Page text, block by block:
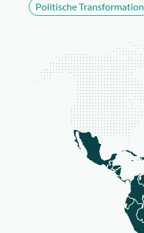
Politische Transformation